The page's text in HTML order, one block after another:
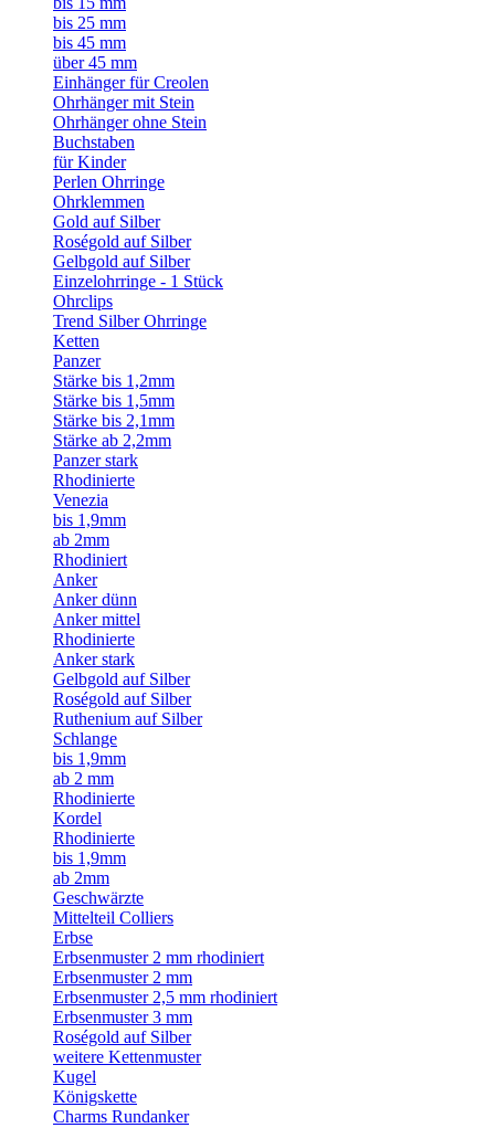
bis 25 mm
bis 45 mm
über 45 mm
Einhänger für Creolen
Ohrhänger mit Stein
Ohrhänger ohne Stein
Buchstaben
für Kinder
Perlen Ohrringe
Ohrklemmen
Gold auf Silber
Roségold auf Silber
Gelbgold auf Silber
Einzelohrringe - 1 Stück
Ohrclips
Trend Silber Ohrringe
Ketten
Panzer
Stärke bis 1,2mm
Stärke bis 1,5mm
Stärke bis 2,1mm
Stärke ab 2,2mm
Panzer stark
Rhodinierte
Venezia
bis 1,9mm
ab 2mm
Rhodiniert
Anker
Anker dünn
Anker mittel
Rhodinierte
Anker stark
Gelbgold auf Silber
Roségold auf Silber
Ruthenium auf Silber
Schlange
bis 1,9mm
ab 2 mm
Rhodinierte
Kordel
Rhodinierte
bis 1,9mm
ab 2mm
Geschwärzte
Mittelteil Colliers
Erbse
Erbsenmuster 2 mm rhodiniert
Erbsenmuster 2 mm
Erbsenmuster 2,5 mm rhodiniert
Erbsenmuster 3 mm
Roségold auf Silber
weitere Kettenmuster
Kugel
Königskette
Charms Rundanker